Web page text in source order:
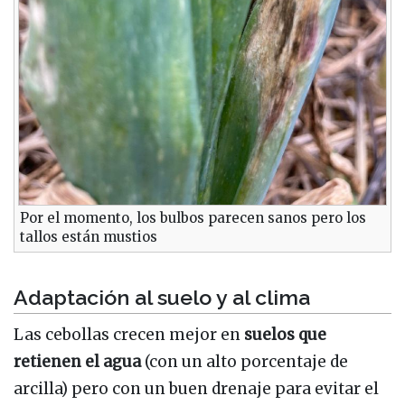
Por el momento, los bulbos parecen sanos pero los
tallos están mustios
Adaptación al suelo y al clima
Las cebollas crecen mejor en suelos que
retienen el agua(con un alto porcentaje de
arcilla) pero con un buen drenaje para evitar el